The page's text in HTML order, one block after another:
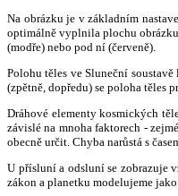
Na obrázku je v základním
optimálně vyplnila plochu
(modře) nebo pod ní (červeně).
Polohu těles ve Sluneční
(zpětně, dopředu) se poloha těles
Dráhové elementy kosmických
závislé na mnoha faktorech -
obecně určit. Chyba narůstá s
U přísluní a odsluní se zobrazuje
zákon a planetku modelujeme